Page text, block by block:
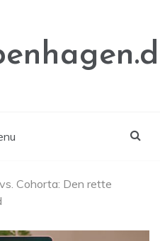
Cohorta: Den rette